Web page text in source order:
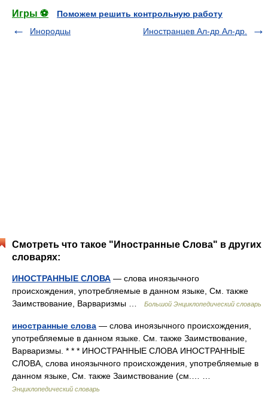
Игры ⚽
Поможем решить контрольную работу
Инородцы
Иностранцев Ал-др Ал-др.
Смотреть что такое "Иностранные Слова" в других
словарях:
ИНОСТРАННЫЕ СЛОВА — слова иноязычного
происхождения, употребляемые в данном языке, См. также
Заимствование, Варваризмы …
Большой Энциклопедический словарь
иностранные слова — слова иноязычного происхождения,
употребляемые в данном языке. См. также Заимствование,
Варваризмы. * * * ИНОСТРАННЫЕ СЛОВА ИНОСТРАННЫЕ
СЛОВА, слова иноязычного происхождения, употребляемые в
данном языке, См. также Заимствование (см.… …
Энциклопедический словарь